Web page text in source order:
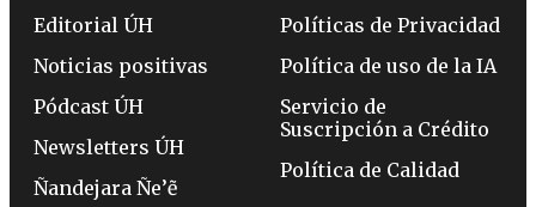
Editorial ÚH
Noticias positivas
Pódcast ÚH
Newsletters ÚH
Ñandejara Ñe’ẽ
Políticas de Privacidad
Política de uso de la IA
Servicio de
Suscripción a Crédito
Política de Calidad